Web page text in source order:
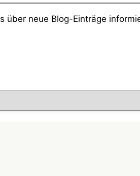
über neue Blog-Einträge